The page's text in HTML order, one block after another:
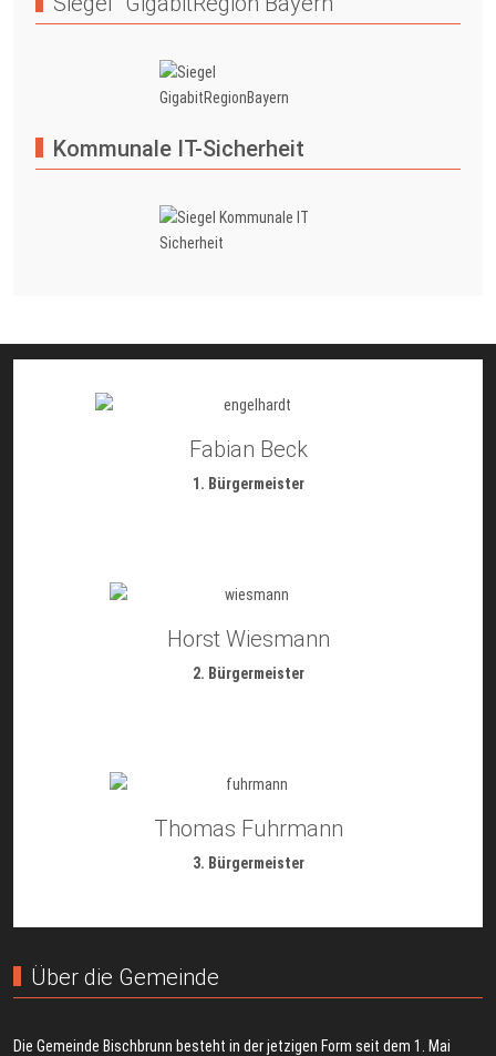
Kommunale IT-Sicherheit
Fabian Beck
1. Bürgermeister
Horst Wiesmann
2. Bürgermeister
Thomas Fuhrmann
3. Bürgermeister
Über die Gemeinde
Die Gemeinde Bischbrunn besteht in der jetzigen Form seit dem 1. Mai